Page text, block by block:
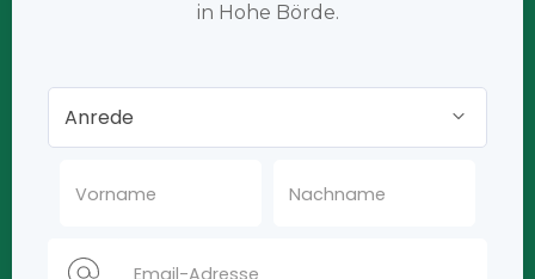
in Hohe Börde.